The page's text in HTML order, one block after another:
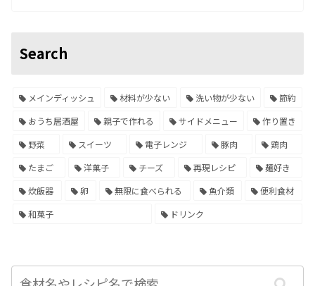
Search
メインディッシュ 材料が少ない 洗い物が少ない
節約
おうち居酒屋
親子で作れる サイドメニュー
作り置き
野菜
スイーツ 電子レンジ 豚肉
鶏肉
たまご
洋菓子 チーズ 再現レシピ
麺好き
炊飯器
卵 無限に食べられる 魚介類
便利食材
和菓子
ドリンク